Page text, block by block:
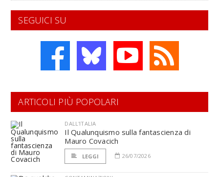
SEGUICI SU
ARTICOLI PIÙ POPOLARI
DALL'ITALIA
Il Qualunquismo sulla fantascienza di
Mauro Covacich
LEGGI 26/07/2026